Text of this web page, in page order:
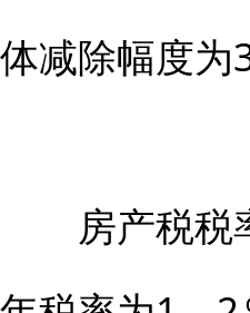
体减除幅度为
房产税税率